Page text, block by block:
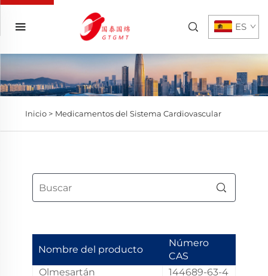
ES
Inicio > Medicamentos del Sistema Cardiovascular
Nombre del producto
Número
CAS
Olmesartán
144689-63-4